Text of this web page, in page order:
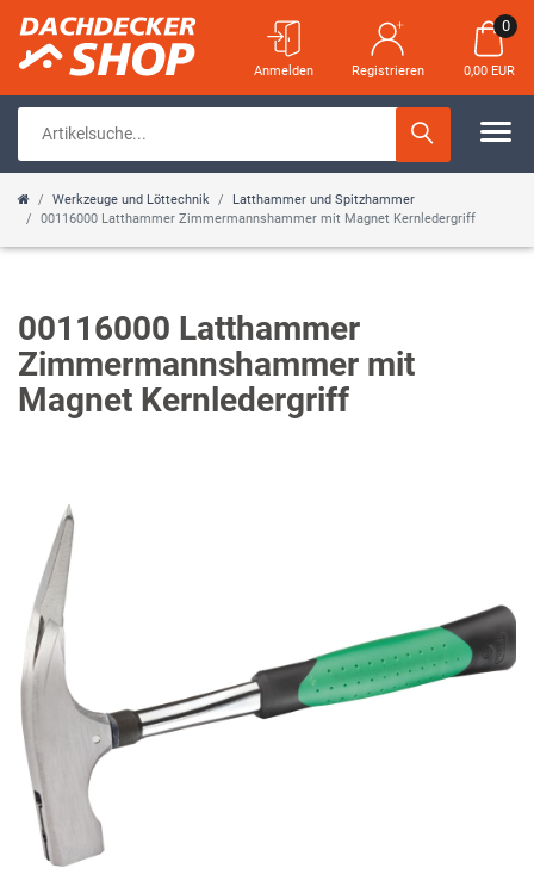
Anmelden Registrieren
0
0,00 EUR
Werkzeuge und Löttechnik
Latthammer und Spitzhammer
00116000 Latthammer Zimmermannshammer mit Magnet Kernledergriff
00116000 Latthammer
Zimmermannshammer mit
Magnet Kernledergriff